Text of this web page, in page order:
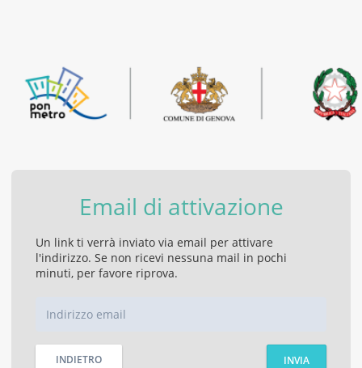
Email di attivazione
Un link ti verrà inviato via email per attivare
l'indirizzo. Se non ricevi nessuna mail in pochi
minuti, per favore riprova.
INDIETRO INVIA